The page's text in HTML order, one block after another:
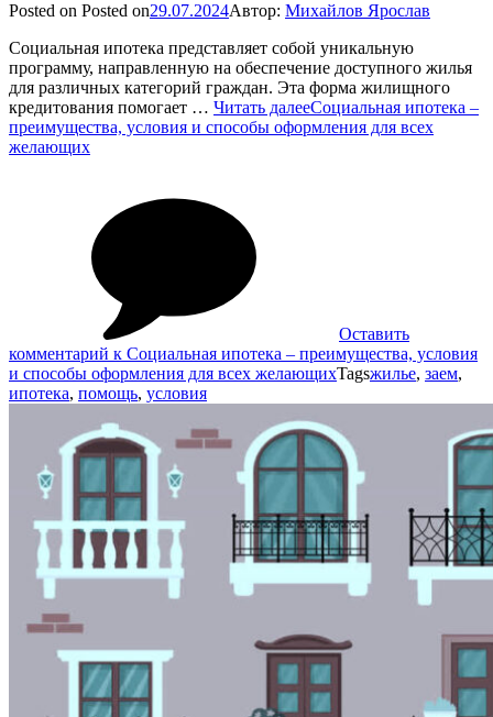
Posted on Posted on29.07.2024Автор: Михайлов Ярослав
Социальная ипотека представляет собой уникальную
программу, направленную на обеспечение доступного жилья
для различных категорий граждан. Эта форма жилищного
кредитования помогает … Читать далееСоциальная ипотека –
преимущества, условия и способы оформления для всех
желающих
Оставить
комментарий к Социальная ипотека – преимущества, условия
и способы оформления для всех желающихTagsжилье, заем,
ипотека, помощь, условия